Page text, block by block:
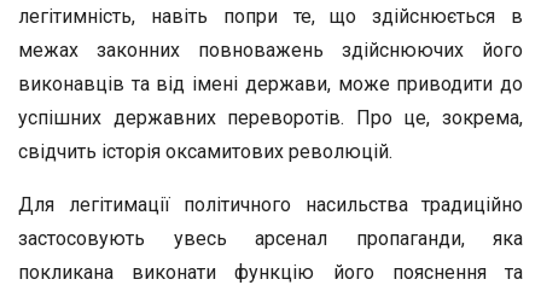
легітимність, навіть попри те, що здійснюється в
межах законних повноважень здійснюючих його
виконавців та від імені держави, може приводити до
успішних державних переворотів. Про це, зокрема,
свідчить історія оксамитових революцій.
Для легітимації політичного насильства традиційно
застосовують увесь арсенал пропаганди, яка
покликана виконати функцію його пояснення та